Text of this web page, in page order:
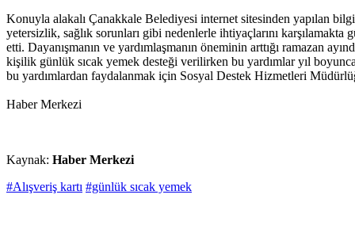
Konuyla alakalı Çanakkale Belediyesi internet sitesinden yapılan
yetersizlik, sağlık sorunları gibi nedenlerle ihtiyaçlarını
etti. Dayanışmanın ve yardımlaşmanın öneminin arttığı ramazan
kişilik günlük sıcak yemek desteği verilirken bu yardımlar yıl
bu yardımlardan faydalanmak için Sosyal Destek Hizmetleri
Haber Merkezi
Kaynak: Haber Merkezi
#Alışveriş kartı #günlük sıcak yemek